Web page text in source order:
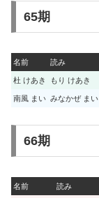
65期
名前 読み
杜 けあき もり けあき
南風 まい みなかぜ まい
66期
名前 読み